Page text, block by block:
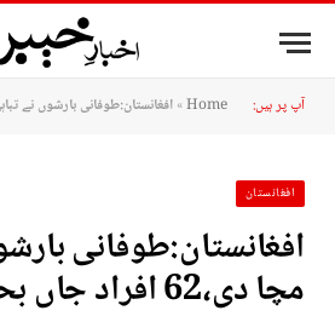
آپ پر ہیں: Home
»افغانستان:طوفانی بارشوں نے تباہی مچا
افغانستان
افغانستان:طوفانی
مچا دی،62 افراد جاں بحق